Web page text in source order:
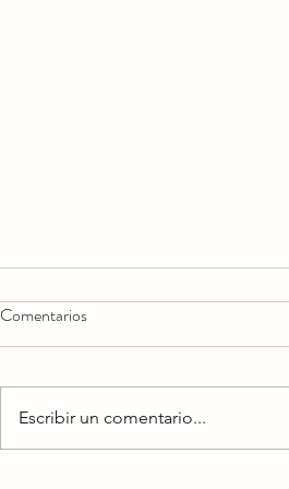
Comentarios
Escribir un comentario...